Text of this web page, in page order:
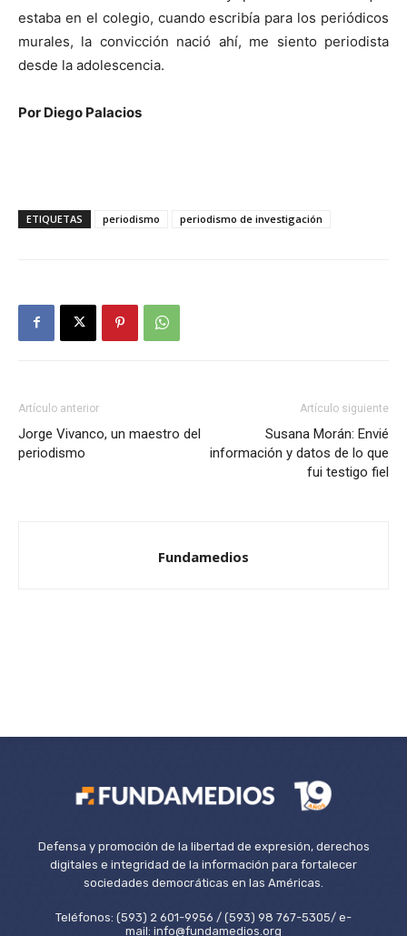
estaba en el colegio, cuando escribía para los periódicos
murales, la convicción nació ahí, me siento periodista
desde la adolescencia.
Por Diego Palacios
ETIQUETAS periodismo periodismo de investigación
Artículo anterior
Jorge Vivanco, un maestro del
periodismo
Artículo siguiente
Susana Morán: Envié
información y datos de lo que
fui testigo fiel
Fundamedios
Defensa y promoción de la libertad de expresión, derechos
digitales e integridad de la información para fortalecer
sociedades democráticas en las Américas.
Teléfonos: (593) 2 601-9956 / (593) 98 767-5305/ e-
mail: info@fundamedios.org